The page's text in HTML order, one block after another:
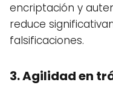
encriptación y
reduce
falsificaciones.
3. Agilidad en